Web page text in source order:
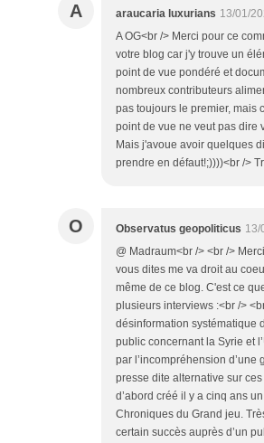
A araucaria luxurians 13/01/
A OG<br /> Merci pour ce
votre blog car j'y trouve un
point de vue pondéré et
nombreux contributeurs
pas toujours le premier, mais
point de vue ne veut pas dire
Mais j'avoue avoir quelques
prendre en défaut!;))))<br />
O Observatus geopoliticus 13/
@ Madraum<br /> <br />
vous dites me va droit au
même de ce blog. C'est ce
plusieurs interviews :<br />
désinformation systématique
public concernant la Syrie et
par l’incompréhension d’une
presse dite alternative sur ces
d’abord créé il y a cinq ans
Chroniques du Grand jeu.
certain succès auprès d’un